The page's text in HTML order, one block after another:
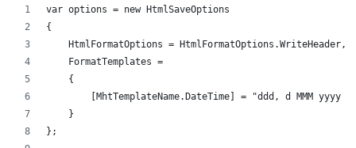
var options = new HtmlSaveOptions
{
    HtmlFormatOptions = HtmlFormatOptions.WriteHeader,
    FormatTemplates =
    {
[MhtTemplateName.DateTime] = "ddd, d MMM yyyy
    }
};